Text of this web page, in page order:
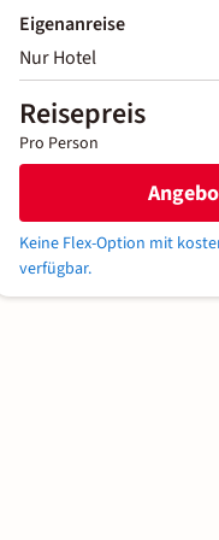
Eigenanreise
Nur Hotel
Reisepreis
Pro Person
Keine Flex-Option mit
verfügbar.